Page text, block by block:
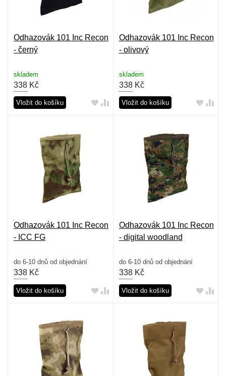
Odhazovák 101 Inc Recon
- černý
skladem
338 Kč
Vložit do košíku
Odhazovák 101 Inc Recon
- olivový
skladem
338Kč
Vložit do košíku
Odhazovák 101 Inc Recon
- ICC FG
do 6-10 dnů od objednání
338 Kč
Vložit do košíku
Odhazovák 101 Inc Recon
- digital woodland
do 6-10 dnů od objednání
338Kč
Vložit do košíku